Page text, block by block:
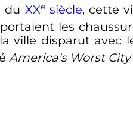
du XXesiècle, cette
les
ville disparut avec
America's Worst City